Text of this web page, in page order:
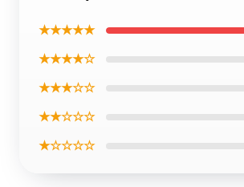
★★★★★
★★★★☆
★★★☆☆
★★☆☆☆
★☆☆☆☆